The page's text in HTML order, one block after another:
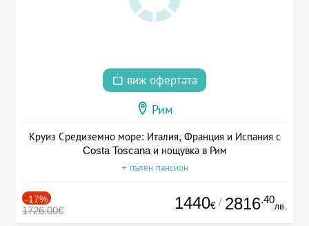
виж офертата
Рим
Круиз Средиземно море: Италия, Франция и Испания с
Costa Toscana и нощувка в Рим
+ пълен пансион
-17%
1726.00€ 1440€ / 2816.40
лв.